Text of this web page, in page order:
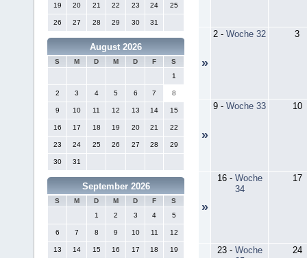
19 20 21 22 23 24 25
26 27 28 29 30 31
August 2026
S M D M D F
S
1
2 3 4 5 6 7 8
9 10 11 12 13 14 15
16 17 18 19 20 21 22
23 24 25 26 27 28 29
30 31
September 2026
S M D M D F
S
1
2 3 4 5
6 7 8 9 10 11 12
13 14 15 16 17 18 19
»
2 - Woche 32 3
»
9 - Woche 33 10
»
16- Woche
34
17
23- Woche
24